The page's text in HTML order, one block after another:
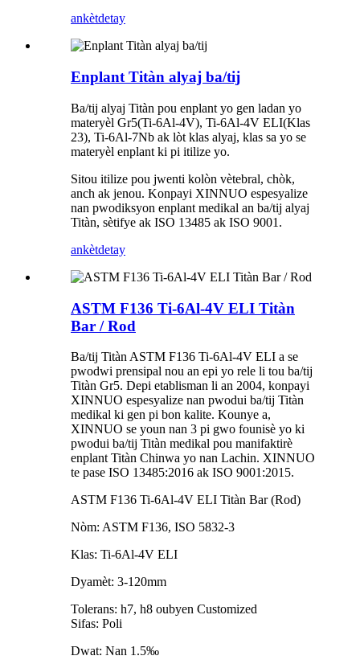
ankètdetay
Enplant Titàn alyaj ba/tij
Ba/tij alyaj Titàn pou enplant yo gen ladan yo
materyèl Gr5(Ti-6Al-4V), Ti-6Al-4V ELI(Klas
23), Ti-6Al-7Nb ak lòt klas alyaj, klas sa yo se
materyèl enplant ki pi itilize yo.
Sitou itilize pou jwenti kolòn vètebral, chòk,
anch ak jenou. Konpayi XINNUO espesyalize
nan pwodiksyon enplant medikal an ba/tij alyaj
Titàn, sètifye ak ISO 13485 ak ISO 9001.
ankètdetay
ASTM F136 Ti-6Al-4V ELI Titàn
Bar / Rod
Ba/tij Titàn ASTM F136 Ti-6Al-4V ELI a se
pwodwi prensipal nou an epi yo rele li tou ba/tij
Titàn Gr5. Depi etablisman li an 2004, konpayi
XINNUO espesyalize nan pwodui ba/tij Titàn
medikal ki gen pi bon kalite. Kounye a,
XINNUO se youn nan 3 pi gwo founisè yo ki
pwodui ba/tij Titàn medikal pou manifaktirè
enplant Titàn Chinwa yo nan Lachin. XINNUO
te pase ISO 13485:2016 ak ISO 9001:2015.
ASTM F136 Ti-6Al-4V ELI Titàn Bar (Rod)
Nòm: ASTM F136, ISO 5832-3
Klas: Ti-6Al-4V ELI
Dyamèt: 3-120mm
Tolerans: h7, h8 oubyen Customized
Sifas: Poli
Dwat: Nan 1.5‰